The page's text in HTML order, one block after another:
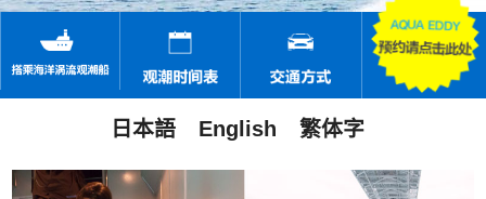
日本語 English 繁体字